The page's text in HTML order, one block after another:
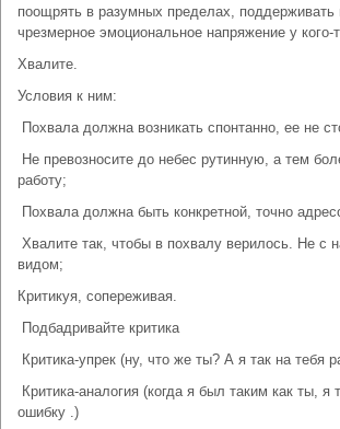
поощрять в разумных пределах, поддерживать
чрезмерное эмоциональное напряжение у кого-
Хвалите.
Условия к ним:
Похвала должна возникать спонтанно, ее не
Не превозносите до небес рутинную, а тем
работу;
Похвала должна быть конкретной, точно
Хвалите так, чтобы в похвалу верилось. Не
видом;
Критикуя, сопереживая.
­ Подбадривайте критика
Критика-упрек (ну, что же ты? А я так на тебя
Критика-аналогия (когда я был таким как ты,
ошибку .)